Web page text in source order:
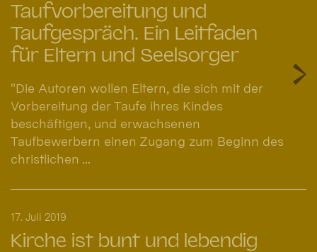
Taufvorbereitung und
Taufgespräch. Ein Leitfaden
für Eltern und Seelsorger
"Die Autoren wollen Eltern, die sich mit der
Vorbereitung der Taufe ihres Kindes
beschäftigen, und erwachsenen
Taufbewerbern einen Zugang zum Beginn des
christlichen ...
Kirche ist bunt und lebendig
17. Juli 2019